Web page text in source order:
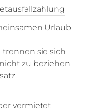
Urlaub
sie sich
zu beziehen –
vermietet